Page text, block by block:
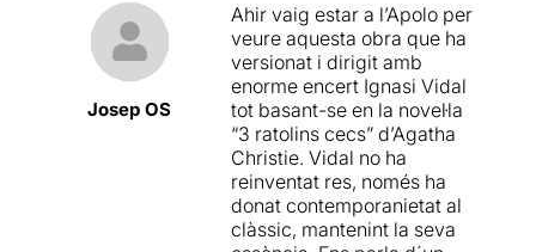
versió que vaig veure de “La
Ratonera” fa uns anys.
En l’apartat interpretatiu, hi
ha un molt bon treball coral
de tot el repartiment. És una
combinació molt interessant
d’actors i actrius catalans i
valencians, tots amb una
trajectòria llarga i
Josep OS
Ahir vaig estar a l’Apolo per
veure aquesta obra que ha
versionat i dirigit amb
enorme encert Ignasi Vidal
tot basant-se en la novel·la
“3 ratolins cecs” d’Agatha
Christie. Vidal no ha
reinventat res, només ha
donat contemporanietat al
clàssic, mantenint la seva